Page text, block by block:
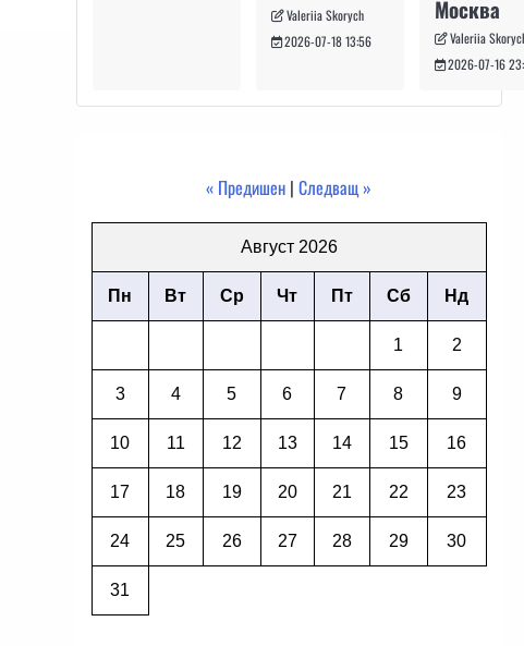
Valeriia Skorych
2026-07-18 13:56
Москва
Valeriia
2026-07-16
« Предишен |Следващ »
Август 2026
Пн Вт Ср Чт Пт Сб Нд
1 2
3 4 5 6 7 8 9
10 11 12 13 14 15 16
17 18 19 20 21 22 23
24 25 26 27 28 29 30
31